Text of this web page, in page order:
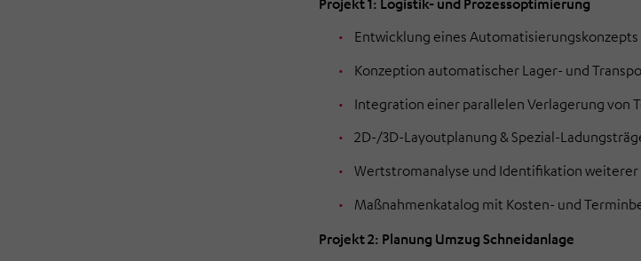
Entwicklung eines
Konzeption automatischer Lager- und
Integration einer parallelen Verlagerung von
2D-/3D-Layoutplanung & Spezial-
Wertstromanalyse und Identifikation
Maßnahmenkatalog mit Kosten- und
Projekt 2: Planung Umzug Schneidanlage